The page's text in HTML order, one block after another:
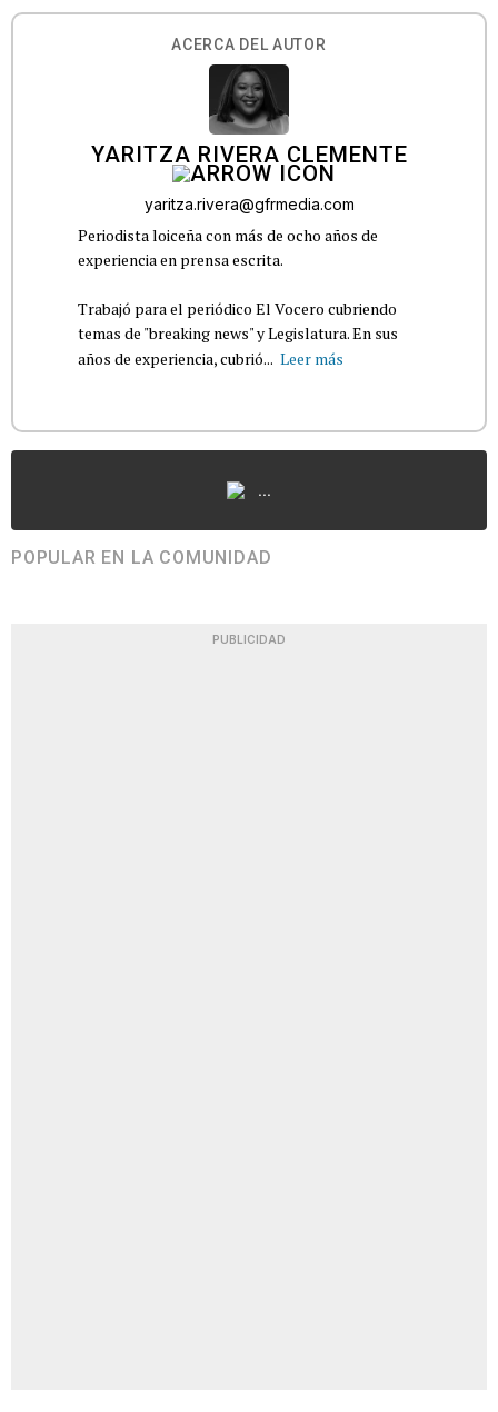
ACERCA DEL AUTOR
YARITZA RIVERA CLEMENTE
yaritza.rivera@gfrmedia.com
Periodista loiceña con más de ocho años de
experiencia en prensa escrita.
Trabajó para el periódico El Vocero cubriendo
temas de "breaking news" y Legislatura. En sus
años de experiencia, cubrió... Leer más
...
POPULAR EN LA COMUNIDAD
PUBLICIDAD